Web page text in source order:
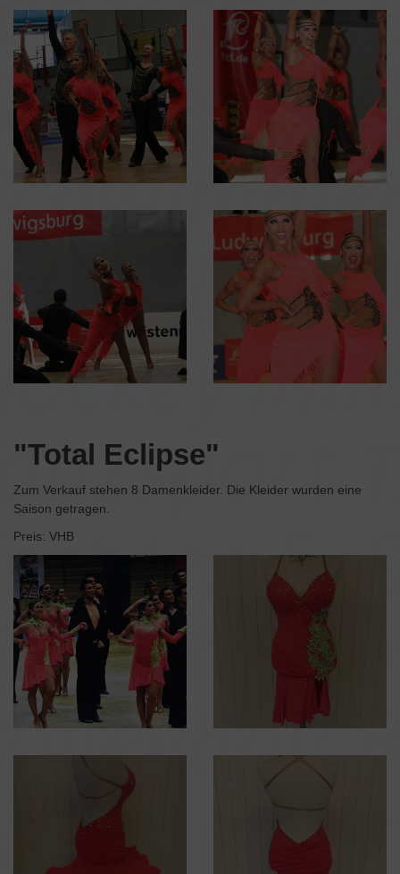
"Total Eclipse"
Zum Verkauf stehen 8 Damenkleider. Die Kleider wurden eine
Saison getragen.
Preis: VHB